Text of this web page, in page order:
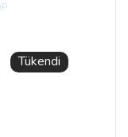
Tükendi